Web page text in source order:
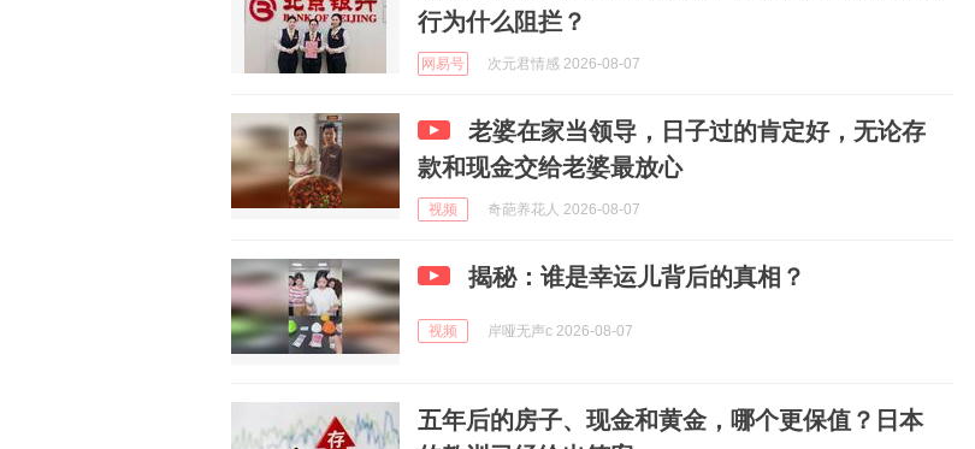
行为什么阻拦？
网易号 次元君情感 2026-08-07
老婆在家当领导，日子过的肯定好，无论存
款和现金交给老婆最放心
视频 奇葩养花人 2026-08-07
揭秘：谁是幸运儿背后的真相？
视频 岸哑无声c 2026-08-07
五年后的房子、现金和黄金，哪个更保值？日本